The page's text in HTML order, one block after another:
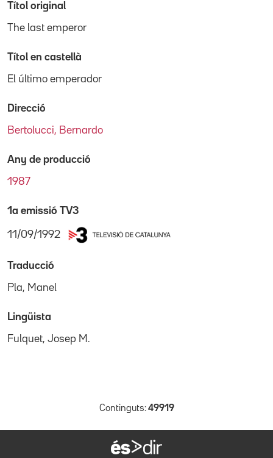
Títol original
The last emperor
Títol en castellà
El último emperador
Direcció
Bertolucci, Bernardo
Any de producció
1987
1a emissió TV3
11/09/1992
Traducció
Pla, Manel
Lingüista
Fulquet, Josep M.
Continguts: 49919